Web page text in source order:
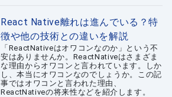
React Native離れは進んでいる？特
徴や他の技術との違いを解説
「ReactNativeはオワコンなのか」という不
安はありませんか。ReactNativeはさまざま
な理由からオワコンと言われています。しか
し、本当にオワコンなのでしょうか。この記
事ではオワコンと言われた理由、
ReactNativeの将来性などを紹介します。